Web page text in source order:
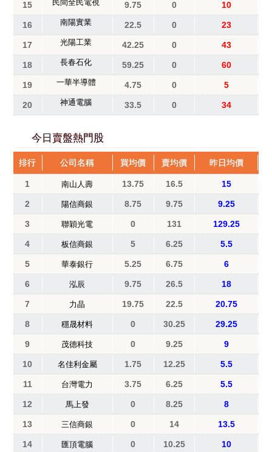
15 民間全民電視 9.75 0 10
16 南陽實業 22.5 0 23
17 光陽工業 42.25 0 43
18 長春石化 59.25 0 60
19 一華半導體 4.75 0 5
20 神通電腦 33.5 0 34
今日賣盤熱門股
排行 公司名稱 買均價 賣均價 昨日均價
1 南山人壽 13.75 16.5 15
2 陽信商銀 8.75 9.75 9.25
3 聯穎光電 0 131 129.25
4 板信商銀 5 6.25 5.5
5 華泰銀行 5.25 6.75 6
6 泓辰 9.75 26.5 18
7 力晶 19.75 22.5 20.75
8 穩晟材料 0 30.25 29.25
9 茂德科技 0 9.25 9
10 名佳利金屬 1.75 12.25 5.5
11 台灣電力 3.75 6.25 5.5
12 馬上發 0 8.25 8
13 三信商銀 0 14 13.5
14 匯頂電腦 0 10.25 10